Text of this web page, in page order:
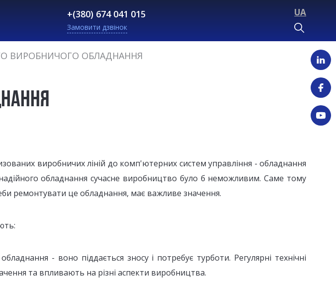
+(380) 674 041 015
Замовити дзвінок
UA
ВИРОБНИЧОГО ОБЛАДНАННЯ
виробничих ліній до комп'ютерних систем управління - обладнання
обладнання сучасне виробництво було б неможливим. Саме тому
ремонтувати це обладнання, має важливе значення.
- воно піддається зносу і потребує турботи. Регулярні технічні
та впливають на різні аспекти виробництва.